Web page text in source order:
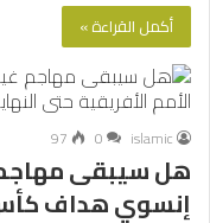
أكمل القراءة »
islamic
0
97
هل سيبقى مهاجم
إنسوي هداف كأس